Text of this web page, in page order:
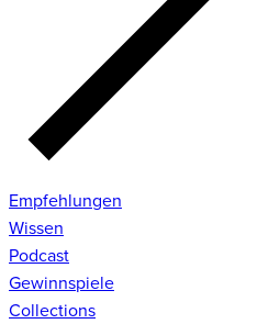
Empfehlungen
Wissen
Podcast
Gewinnspiele
Collections